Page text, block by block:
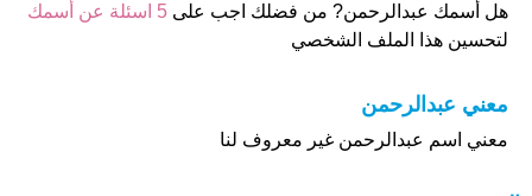
هل أسمك عبدالرحمن? من فضلك اجب على 5 اسئلة عن أسمك
لتحسين هذا الملف الشخصي
معني عبدالرحمن
معني اسم عبدالرحمن غير معروف لنا